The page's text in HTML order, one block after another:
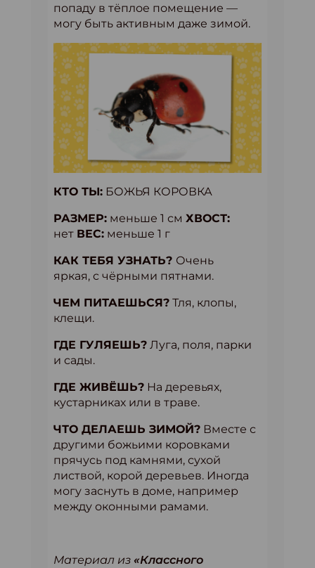
попаду в тёплое помещение —
могу быть активным даже зимой.
КТО ТЫ: БОЖЬЯ КОРОВКА
РАЗМЕР: меньше 1 см ХВОСТ:
нет ВЕС: меньше 1 г
КАК ТЕБЯ УЗНАТЬ? Очень
яркая, с чёрными пятнами.
ЧЕМ ПИТАЕШЬСЯ? Тля, клопы,
клещи.
ГДЕ ГУЛЯЕШЬ? Луга, поля, парки
и сады.
ГДЕ ЖИВЁШЬ? На деревьях,
кустарниках или в траве.
ЧТО ДЕЛАЕШЬ ЗИМОЙ? Вместе с
другими божьими коровками
прячусь под камнями, сухой
листвой, корой деревьев. Иногда
могу заснуть в доме, например
между оконными рамами.
Материал из «Классного